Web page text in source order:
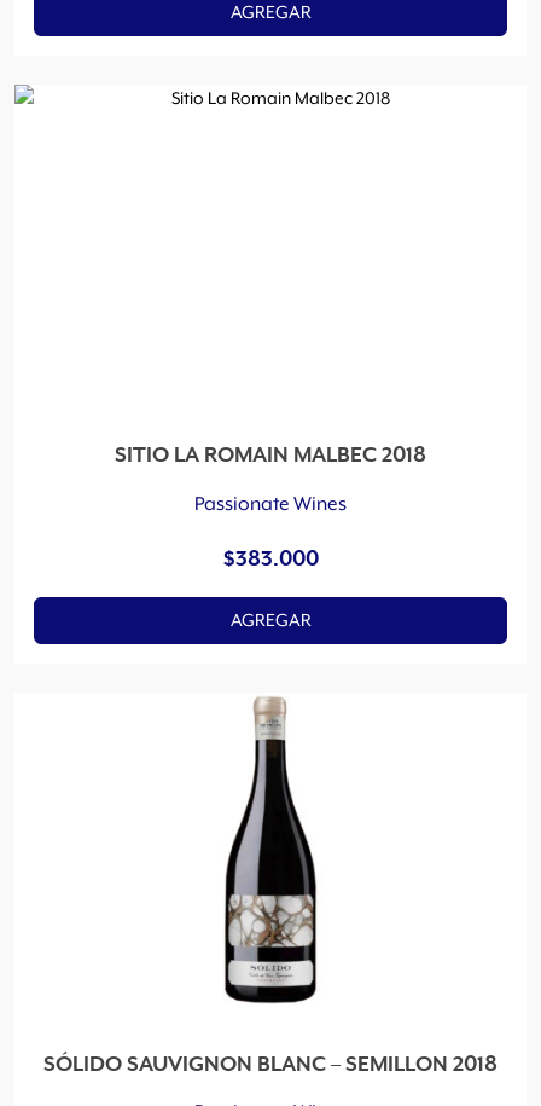
AGREGAR
SITIO LA ROMAIN MALBEC 2018
Passionate Wines
$383.000
AGREGAR
SÓLIDO SAUVIGNON BLANC – SEMILLON 2018